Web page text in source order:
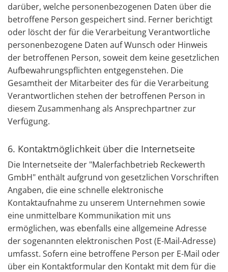
darüber, welche personenbezogenen Daten über die
betroffene Person gespeichert sind. Ferner berichtigt
oder löscht der für die Verarbeitung Verantwortliche
personenbezogene Daten auf Wunsch oder Hinweis
der betroffenen Person, soweit dem keine gesetzlichen
Aufbewahrungspflichten entgegenstehen. Die
Gesamtheit der Mitarbeiter des für die Verarbeitung
Verantwortlichen stehen der betroffenen Person in
diesem Zusammenhang als Ansprechpartner zur
Verfügung.
6. Kontaktmöglichkeit über die Internetseite
Die Internetseite der "Malerfachbetrieb Reckewerth
GmbH" enthält aufgrund von gesetzlichen Vorschriften
Angaben, die eine schnelle elektronische
Kontaktaufnahme zu unserem Unternehmen sowie
eine unmittelbare Kommunikation mit uns
ermöglichen, was ebenfalls eine allgemeine Adresse
der sogenannten elektronischen Post (E-Mail-Adresse)
umfasst. Sofern eine betroffene Person per E-Mail oder
über ein Kontaktformular den Kontakt mit dem für die